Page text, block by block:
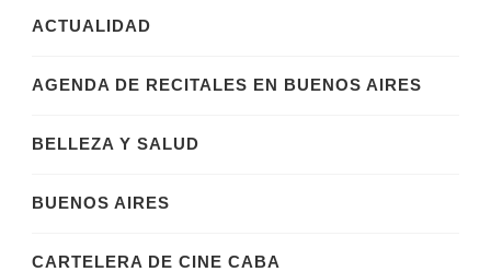
ACTUALIDAD
AGENDA DE RECITALES EN BUENOS AIRES
BELLEZA Y SALUD
BUENOS AIRES
CARTELERA DE CINE CABA